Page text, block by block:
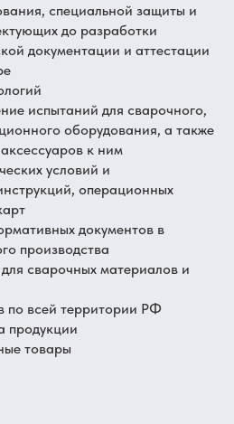
специальной защиты и
до разработки
документации и аттестации
испытаний для сварочного,
оборудования, а также
к ним
условий и
операционных
документов в
производства
сварочных материалов и
по всей территории РФ
продукции
товары